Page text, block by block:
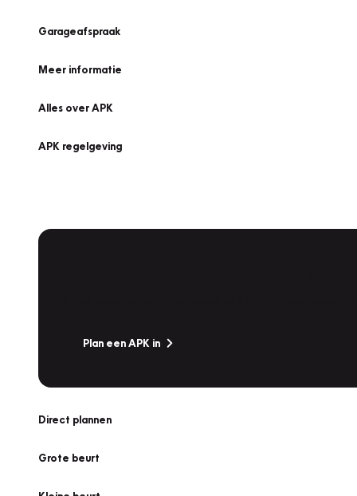
Garageafspraak
Meer informatie
Alles over APK
APK regelgeving
Plan een APK in
Direct plannen
Grote beurt